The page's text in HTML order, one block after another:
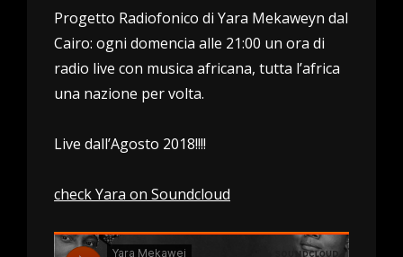
Progetto Radiofonico di Yara Mekaweyn dal
Cairo: ogni domencia alle 21:00 un ora di
radio live con musica africana, tutta l’africa
una nazione per volta.
Live dall’Agosto 2018!!!!
check Yara on Soundcloud